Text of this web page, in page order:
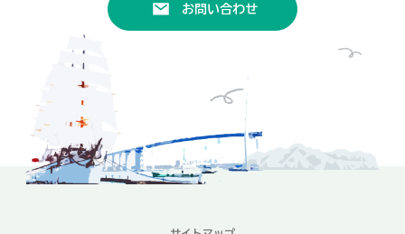
お問い合わせ